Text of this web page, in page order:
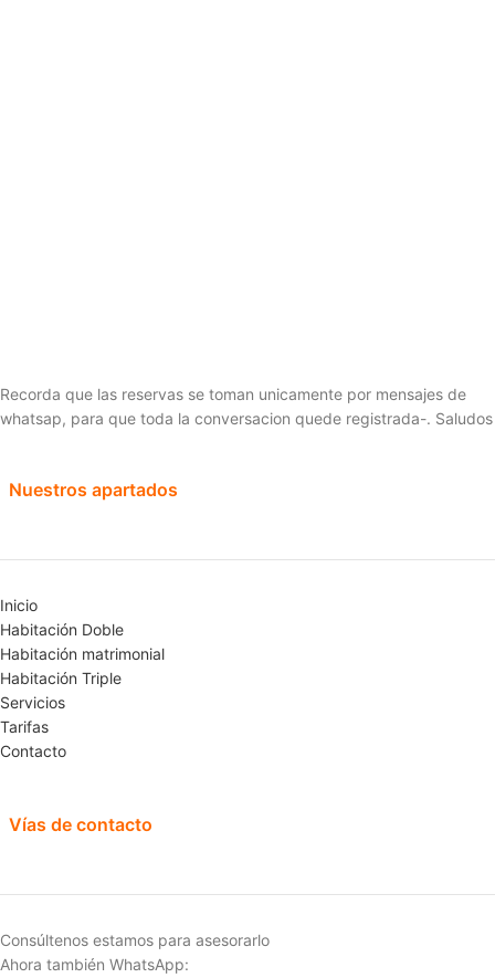
Recorda que las reservas se toman unicamente por mensajes de
whatsap, para que toda la conversacion quede registrada-. Saludos
Nuestros apartados
Inicio
Habitación Doble
Habitación matrimonial
Habitación Triple
Servicios
Tarifas
Contacto
Vías de contacto
Consúltenos estamos para asesorarlo
Ahora también WhatsApp: